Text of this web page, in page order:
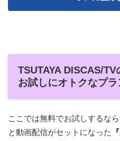
TSUTAYA DISCAS/
お試しにオトクなプラ
ここでは無料でお試しするな
と動画配信がセットになった